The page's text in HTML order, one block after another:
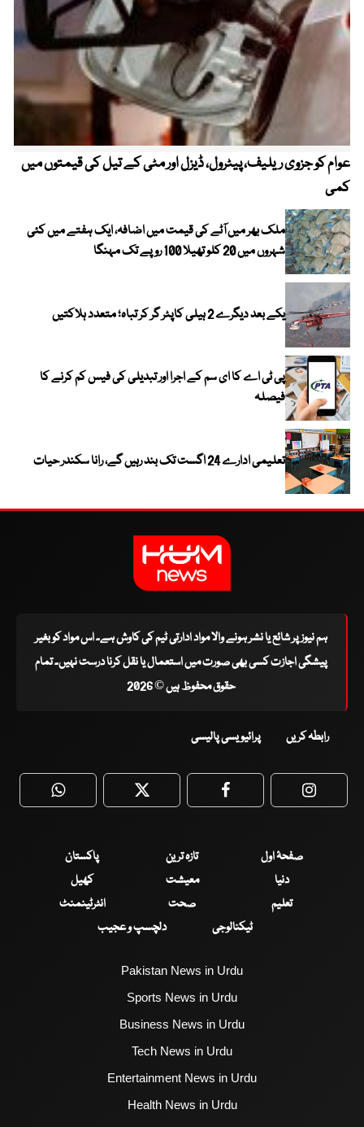
عوام کو جزوی ریلیف، پیٹرول، ڈیزل اور مٹی کے تیل کی قیمتوں میں
کمی
ملک بھر میں آٹے کی قیمت میں اضافہ، ایک ہفتے میں کئی
شہروں میں 20 کلو تھیلا 100 روپے تک مہنگا
یکے بعد دیگرے 2 ہیلی کاپٹر گر کر تباہ؛ متعدد ہلاکتیں
پی ٹی اے کا ای سم کے اجرا اور تبدیلی کی فیس کم کرنے کا
فیصلہ
تعلیمی ادارے 24 اگست تک بند رہیں گے، رانا سکندر حیات
ہم نیوز پر شائع یا نشر ہونے والا مواد ادارتی ٹیم کی کاوش ہے۔ اس مواد کو بغیر
پیشگی اجازت کسی بھی صورت میں استعمال یا نقل کرنا درست نہیں۔ تمام
حقوق محفوظ ہیں © 2026
رابطہ کریں پرائیویسی پالیسی
WhatsApp Twitter Facebook
صفحۂ اول تازہ ترین
پاکستان
دنیا
معیشت
کھیل
تعلیم
صحت
انٹرٹینمنٹ
ٹیکنالوجی
دلچسپ و عجیب
Pakistan News in Urdu
Sports News in Urdu
Business News in Urdu
Tech News in Urdu
Entertainment News in Urdu
Health News in Urdu